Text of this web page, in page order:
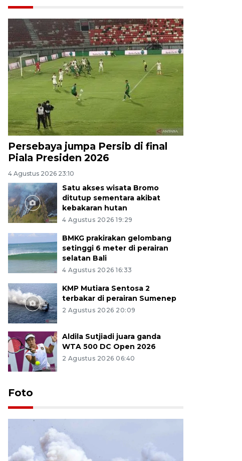
Persebaya jumpa Persib di final
Piala Presiden 2026
4 Agustus 2026 23:10
Satu akses wisata Bromo
ditutup sementara akibat
kebakaran hutan
4 Agustus 2026 19:29
BMKG prakirakan gelombang
setinggi 6 meter di perairan
selatan Bali
4 Agustus 2026 16:33
KMP Mutiara Sentosa 2
terbakar di perairan Sumenep
2 Agustus 2026 20:09
Aldila Sutjiadi juara ganda
WTA 500 DC Open 2026
2 Agustus 2026 06:40
Foto